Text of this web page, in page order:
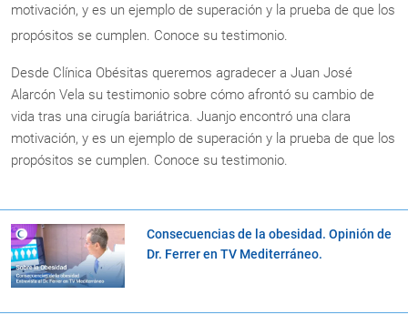
motivación, y es un ejemplo de superación y la prueba de que los
propósitos se cumplen. Conoce su testimonio.
Desde Clínica Obésitas queremos agradecer a Juan José
Alarcón Vela su testimonio sobre cómo afrontó su cambio de
vida tras una cirugía bariátrica. Juanjo encontró una clara
motivación, y es un ejemplo de superación y la prueba de que los
propósitos se cumplen. Conoce su testimonio.
Consecuencias de la obesidad. Opinión de
Dr. Ferrer en TV Mediterráneo.